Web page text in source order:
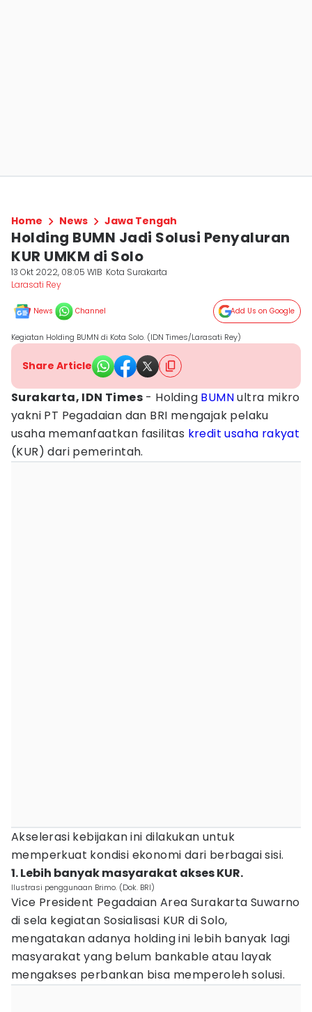
Home News Jawa Tengah
Holding BUMN Jadi Solusi Penyaluran
KUR UMKM di Solo
13 Okt 2022, 08:05 WIB Kota Surakarta
Larasati Rey
News Channel Add Us on Google
Kegiatan Holding BUMN di Kota Solo. (IDN Times/Larasati Rey)
Share Article
Surakarta, IDN Times - Holding BUMNultra mikro
yakni PT Pegadaian dan BRI mengajak pelaku
usaha memanfaatkan fasilitas kredit usaha rakyat
(KUR) dari pemerintah.
Akselerasi kebijakan ini dilakukan untuk
memperkuat kondisi ekonomi dari berbagai sisi.
1. Lebih banyak masyarakat akses KUR.
Ilustrasi penggunaan Brimo. (Dok. BRI)
Vice President Pegadaian Area Surakarta Suwarno
di sela kegiatan Sosialisasi KUR di Solo,
mengatakan adanya holding ini lebih banyak lagi
masyarakat yang belum bankable atau layak
mengakses perbankan bisa memperoleh solusi.